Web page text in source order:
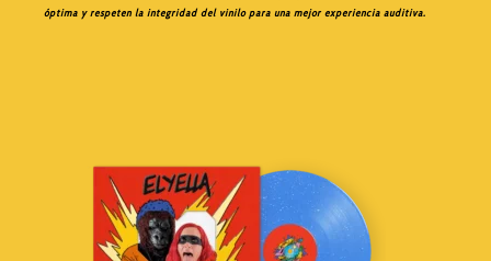
óptima y respeten la integridad del vinilo para una mejor experiencia auditiva.